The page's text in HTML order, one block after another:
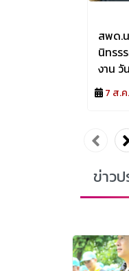
สพด.
นิทรร
งาน วั
แห่งศู
สู่การ
จากพร
พนมส
7 ส.
ข่าว